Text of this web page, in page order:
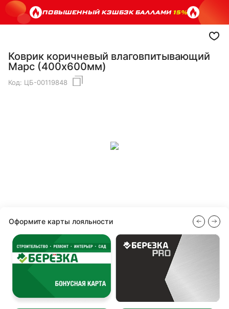
ПОВЫШЕННЫЙ КЭШБЭК БАЛЛАМИ15%
Коврик коричневый влаговпитывающий
Марс (400х600мм)
Код: ЦБ-00119848
Оформите карты лояльности